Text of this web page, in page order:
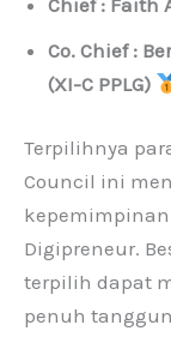
Co. Chief :
(XI-C PPLG)
Terpilihnya
Council ini
kepemimpinan
Digipreneur.
terpilih dapat
penuh